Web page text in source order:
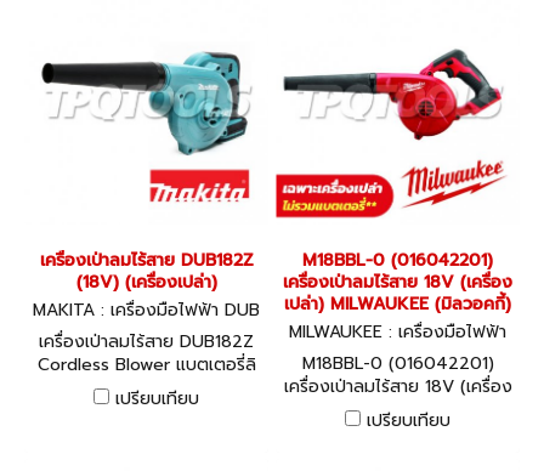
เครื่องเป่าลมไร้สาย DUB182Z
(18V) (เครื่องเปล่า)
MAKITA : เครื่องมือไฟฟ้า DUB
182Z
เครื่องเป่าลมไร้สาย DUB182Z
Cordless Blower แบตเตอรี่ลิ
เธียมไอออน 18 โวลต์
เปรียบเทียบ
M18BBL-0 (016042201)
เครื่องเป่าลมไร้สาย 18V (เครื่อง
เปล่า) MILWAUKEE (มิลวอคกี้)
MILWAUKEE : เครื่องมือไฟฟ้า
M18BBL-0 (016042201)
M18BBL-0 (016042201)
เครื่องเป่าลมไร้สาย 18V (เครื่อง
เปล่า) MILWAUKEE (มิลวอคกี้)
เปรียบเทียบ